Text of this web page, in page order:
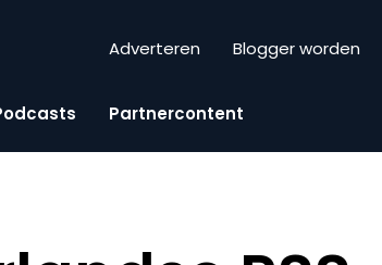
Adverteren Blogger worden
Partnercontent